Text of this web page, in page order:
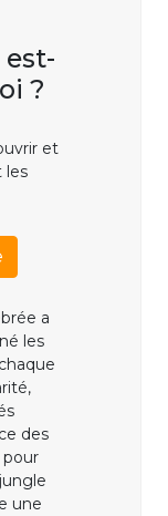
?
et
les
a
les
des
pour
une